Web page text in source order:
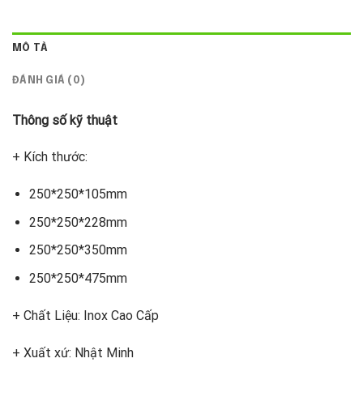
MÔ TẢ
ĐÁNH GIÁ (0)
Thông số kỹ thuật
+ Kích thước:
250*250*105mm
250*250*228mm
250*250*350mm
250*250*475mm
+ Chất Liệu: Inox Cao Cấp
+ Xuất xứ: Nhật Minh